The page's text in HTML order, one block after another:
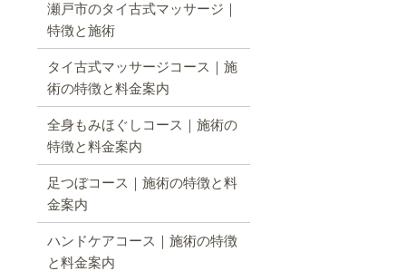
瀬戸市のタイ古式マッサージ｜
特徴と施術
タイ古式マッサージコース｜施
術の特徴と料金案内
全身もみほぐしコース｜施術の
特徴と料金案内
足つぼコース｜施術の特徴と料
金案内
ハンドケアコース｜施術の特徴
と料金案内